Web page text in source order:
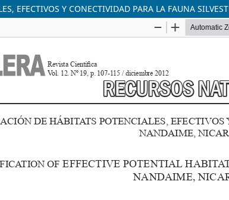
EFECTIVOS Y CONECTIVIDAD PARA LA FAUNA